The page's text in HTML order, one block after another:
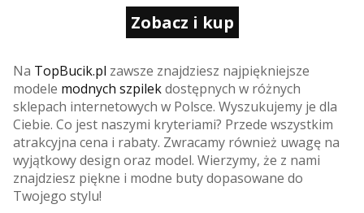
Zobacz i kup
Na TopBucik.pl zawsze znajdziesz najpiękniejsze
modele modnych szpilekdostępnych w różnych
sklepach internetowych w Polsce. Wyszukujemy je dla
Ciebie. Co jest naszymi kryteriami? Przede wszystkim
atrakcyjna cena i rabaty. Zwracamy również uwagę na
wyjątkowy design oraz model. Wierzymy, że z nami
znajdziesz piękne i modne buty dopasowane do
Twojego stylu!